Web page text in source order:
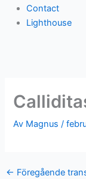
Contact
Lighthouse
Av Magnus/
← Föregående